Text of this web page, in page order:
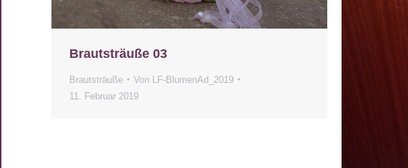
Brautsträuße 03
Brautsträuße Von LF-BlumenAd_2019
11. Februar 2019